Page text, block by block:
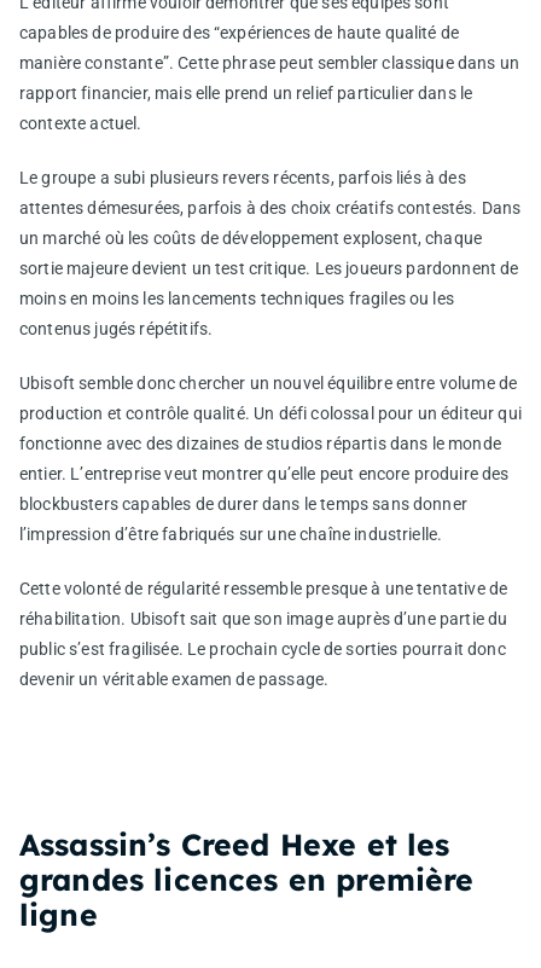
capables de produire des “expériences de haute qualité de
manière constante”. Cette phrase peut sembler classique dans un
rapport financier, mais elle prend un relief particulier dans le
contexte actuel.
Le groupe a subi plusieurs revers récents, parfois liés à des
attentes démesurées, parfois à des choix créatifs contestés. Dans
un marché où les coûts de développement explosent, chaque
sortie majeure devient un test critique. Les joueurs pardonnent de
moins en moins les lancements techniques fragiles ou les
contenus jugés répétitifs.
Ubisoft semble donc chercher un nouvel équilibre entre volume de
production et contrôle qualité. Un défi colossal pour un éditeur qui
fonctionne avec des dizaines de studios répartis dans le monde
entier. L’entreprise veut montrer qu’elle peut encore produire des
blockbusters capables de durer dans le temps sans donner
l’impression d’être fabriqués sur une chaîne industrielle.
Cette volonté de régularité ressemble presque à une tentative de
réhabilitation. Ubisoft sait que son image auprès d’une partie du
public s’est fragilisée. Le prochain cycle de sorties pourrait donc
devenir un véritable examen de passage.
Assassin’s Creed Hexe et les
grandes licences en première
ligne